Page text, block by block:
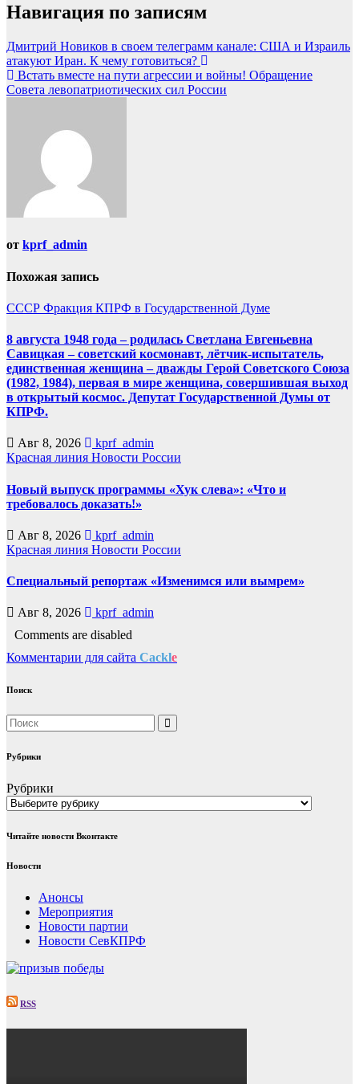
Навигация по записям
Дмитрий Новиков в своем телеграмм канале: США и Израиль
атакуют Иран. К чему готовиться?
Встать вместе на пути агрессии и войны! Обращение
Совета левопатриотических сил России
от kprf_admin
Похожая запись
СССР Фракция КПРФ в Государственной Думе
8 августа 1948 года – родилась Светлана Евгеньевна
Савицкая – советский космонавт, лётчик-испытатель,
единственная женщина – дважды Герой Советского Союза
(1982, 1984), первая в мире женщина, совершившая выход
в открытый космос. Депутат Государственной Думы от
КПРФ.
Авг 8, 2026
kprf_admin
Красная линия Новости России
Новый выпуск программы «Хук слева»: «Что и
требовалось доказать!»
Авг 8, 2026
kprf_admin
Красная линия Новости России
Специальный репортаж «Изменимся или вымрем»
Авг 8, 2026
kprf_admin
Comments are disabled
Комментарии для сайта Cackle
Поиск
Рубрики
Рубрики
Читайте новости Вконтакте
Новости
Анонсы
Мероприятия
Новости партии
Новости СевКПРФ
RSS